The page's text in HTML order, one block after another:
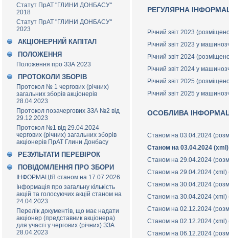
Статут ПрАТ "ГЛИНИ ДОНБАСУ"
2018
Статут ПрАТ "ГЛИНИ ДОНБАСУ"
2023
АКЦІОНЕРНИЙ КАПІТАЛ
ПОЛОЖЕННЯ
Положення про ЗЗА 2023
ПРОТОКОЛИ ЗБОРІВ
Протокол № 1 чергових (річних)
загальних зборів акціонерів
28.04.2023
Протокол позачергових ЗЗА №2 від
29.12.2023
Протокол №1 від 29.04.2024
чергових (річних) загальних зборів
акціонерів ПрАТ Глини Донбасу
РЕЗУЛЬТАТИ ПЕРЕВІРОК
ПОВІДОМЛЕННЯ ПРО ЗБОРИ
ІНФОРМАЦІЯ станом на 17.07.2026
Інформація про загальну кількість
акцій та голосуючих акцій станом на
24.04.2023
Перелік документів, що має надати
акціонер (представник акціонера)
для участі у чергових (річних) ЗЗА
28.04.2023
РЕГУЛЯРНА
Річний звіт 2023
Річний звіт 2023 у
Річний звіт 2024
Річний звіт 2024 у
Річний звіт 2025
Річний звіт 2025 у
ОСОБЛИВА
Станом на 03.04.2024
Станом на 03.04.2024
Станом на 29.04.2024
Станом на 29.04.2024
Станом на 30.04.2024
Станом на 30.04.2024
Станом на 02.12.2024
Станом на 02.12.2024
Станом на 06.12.2024